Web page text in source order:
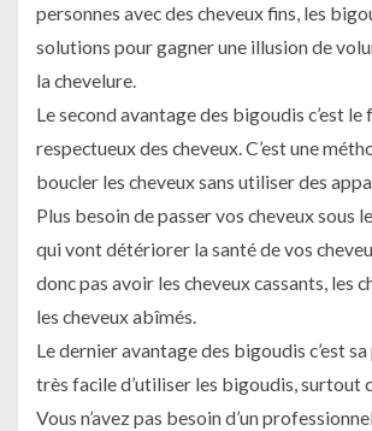
personnes avec des cheveux fins, les
solutions pour gagner une illusion de
la chevelure.
Le second avantage des bigoudis c’est le
respectueux des cheveux. C’est une
boucler les cheveux sans utiliser des
Plus besoin de passer vos cheveux sous
qui vont détériorer la santé de vos
donc pas avoir les cheveux cassants, les
les cheveux abîmés.
Le dernier avantage des bigoudis c’est
très facile d’utiliser les bigoudis, surtout
Vous n’avez pas besoin d’un